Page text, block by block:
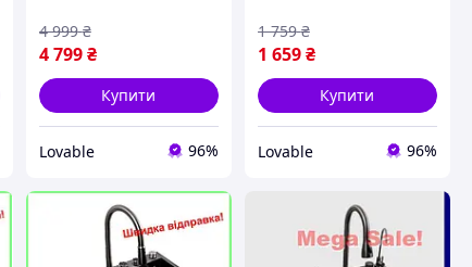
4 799 ₴
4 999 ₴
Купити
Lovable 96%
1 659₴
1 759 ₴
Купити
Lovable 96%